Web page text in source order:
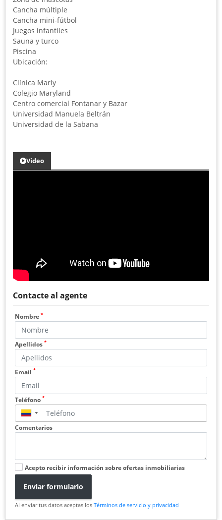
Cancha múltiple
Cancha mini-fútbol
Juegos infantiles
Sauna y turco
Piscina
Ubicación:
Clínica Marly
Colegio Maryland
Centro comercial Fontanar y Bazar
Universidad Manuela Beltrán
Universidad de la Sabana
Video
Contacte al agente
Nombre *
Apellidos *
Email *
Teléfono *
▼
Comentarios
Acepto recibir información sobre ofertas inmobiliarias
Enviar formulario
Al enviar tus datos aceptas los Términos de servicio y privacidad